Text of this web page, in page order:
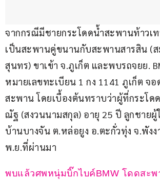
จากกรณีมีชายกระโดดน้ำสะพานท้าวเ
เป็นสะพานคู่ขนานกับสะพานสารสิน (
สุนทร) ขาเข้า จ.ภูเก็ต และพบรถจยย.
หมายเลขทะเบียน 1 กง 1141 ภูเก็ต จ
สะพาน โดยเบื้องต้นทราบว่าผู้ที่กระโด
ณัฐ (สงวนนามสกุล) อายุ 25 ปี ลูกชาย
บ้านบางจัน ต.หล่อยูง อ.ตะกั่วทุ่ง จ.พัง
พ.ย.ที่ผ่านมา
พบแล้วศพหนุ่มบิ๊กไบค์BMW โดดสะ